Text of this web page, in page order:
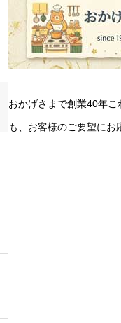
おかげさまで創業40年こ
も、お客様のご要望にお